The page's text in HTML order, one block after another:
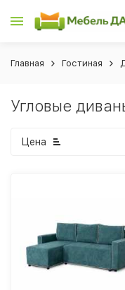
Главная Гостиная
Угловые
Цена